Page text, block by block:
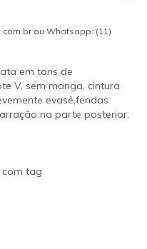
ou Whatsapp: (11)
em tons de
V, sem manga, cintura
evasê,fendas
na parte posterior.
com tag